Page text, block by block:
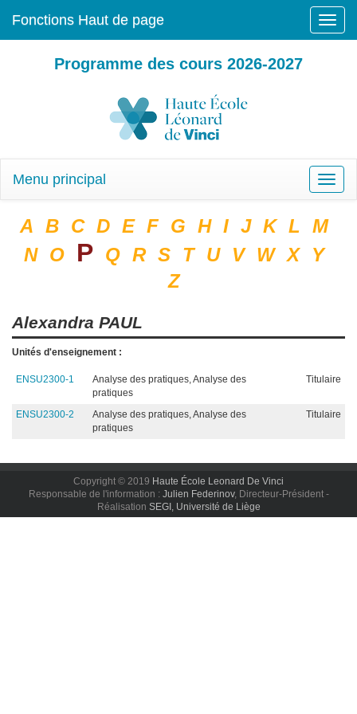
Toggle
Fonctions Haut de page
Programme des cours 2026-2027
Toggle
Menu principal
A B C D E F G H I J K L M
N
O P Q R S T U V W X
Y
Z
Alexandra PAUL
Unités d'enseignement :
ENSU2300-1
Analyse des pratiques, Analyse des
pratiques
Titulaire
ENSU2300-2
Analyse des pratiques, Analyse des
pratiques
Titulaire
Copyright © 2019 Haute École Leonard De Vinci
Responsable de l'information : Julien Federinov, Directeur-Président -
Réalisation SEGI, Université de Liège